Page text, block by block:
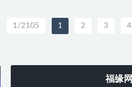
1/2105 1 2 3 4
福缘网